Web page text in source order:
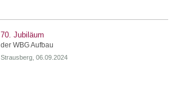
70. Jubiläum
der WBG Aufbau
Strausberg, 06.09.2024